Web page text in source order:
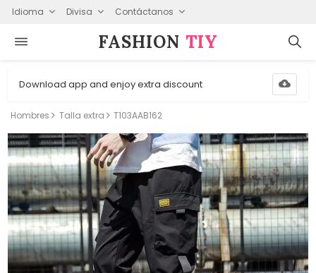
Idioma Divisa Contáctanos
FASHION⁠ TIY
Download app and enjoy extra discount
Hombres Talla extra T103AAB162